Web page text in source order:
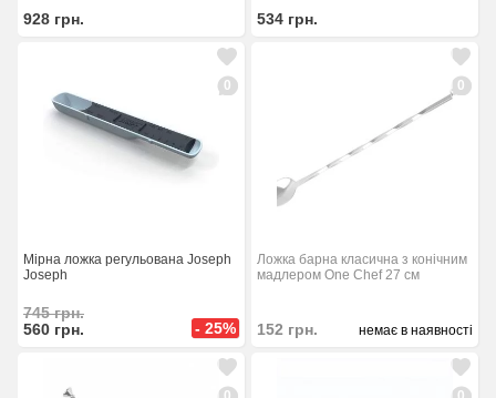
928 грн. 534 грн.
0
Мірна ложка регульована Joseph
Joseph
745грн.
560 грн. - 25%
0
Ложка барна класична з конічним
мадлером One Chef 27 см
152 грн. немає в наявності